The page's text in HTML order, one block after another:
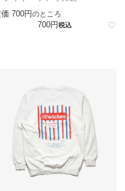
700 のところ
700 税込